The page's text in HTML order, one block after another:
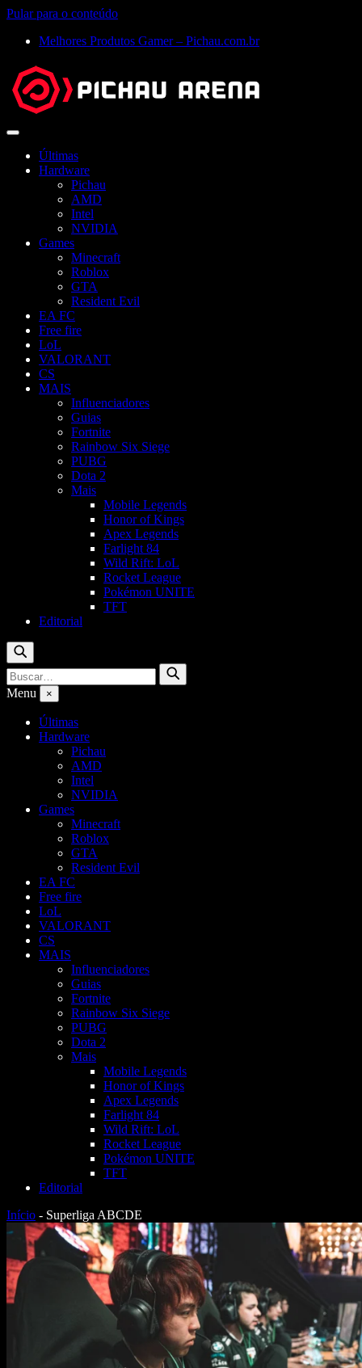
Pular para o conteúdo
Melhores Produtos Gamer – Pichau.com.br
Abrir
Últimas
Hardware
Pichau
AMD
Intel
NVIDIA
Games
Minecraft
Roblox
GTA
Resident Evil
EA FC
Free fire
LoL
VALORANT
CS
MAIS
Influenciadores
Guias
Fortnite
Rainbow Six Siege
PUBG
Dota 2
Mais
Mobile Legends
Honor of Kings
Apex Legends
Farlight 84
Wild Rift: LoL
Rocket League
Pokémon UNITE
TFT
Editorial
Buscar
Buscar
por:
Buscar
Menu ×
Últimas
Hardware
Pichau
AMD
Intel
NVIDIA
Games
Minecraft
Roblox
GTA
Resident Evil
EA FC
Free fire
LoL
VALORANT
CS
MAIS
Influenciadores
Guias
Fortnite
Rainbow Six Siege
PUBG
Dota 2
Mais
Mobile Legends
Honor of Kings
Apex Legends
Farlight 84
Wild Rift: LoL
Rocket League
Pokémon UNITE
TFT
Editorial
Início - Superliga ABCDE